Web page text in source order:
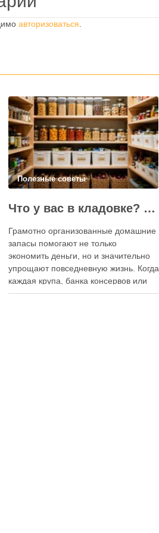
авторизоваться
Полезные советы
Что у вас в кладовке? Секреты эффективного планирования запасов
Грамотно организованные домашние
запасы помогают не только
экономить деньги, но и значительно
упрощают повседневную жизнь. Когда
каждая крупа, банка консервов или
упаковка бытовой химии находятся